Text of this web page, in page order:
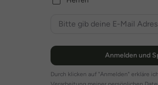
Anmelden und
Durch klicken auf "Anmelden" erkläre